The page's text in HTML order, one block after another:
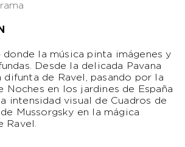
donde la música pinta imágenes y
Desde la delicada
Pavana
difunta de Ravel, pasando por la
Noches en los jardines de España
intensidad visual de Cuadros de
de Mussorgsky en la mágica
Ravel.